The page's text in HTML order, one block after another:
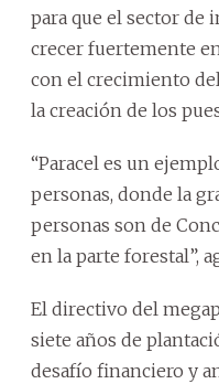
para que el sector de
crecer fuertemente
con el crecimiento
la creación de los
“Paracel es un
personas, donde la
personas son de
en la parte forestal”,
El directivo del
siete años de
desafío financiero y